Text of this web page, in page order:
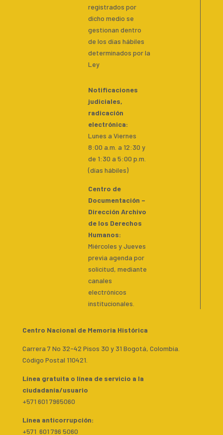
registrados por
dicho medio se
gestionan dentro
de los días hábiles
determinados por la
Ley
Notificaciones
judiciales,
radicación
electrónica:
Lunes a Viernes
8:00 a.m. a 12:30 y
de 1:30 a 5:00 p.m.
(días hábiles)
Centro de
Documentación –
Dirección Archivo
de los Derechos
Humanos:
Miércoles y Jueves
previa agenda por
solicitud, mediante
canales
electrónicos
institucionales.
Centro Nacional de Memoria Histórica
Carrera 7 No 32-42 Pisos 30 y 31 Bogotá, Colombia.
Código Postal 110421.
Línea gratuita o línea de servicio a la
ciudadanía/usuario
+571 601 7965060
Línea anticorrupción:
+571 601 796 5060